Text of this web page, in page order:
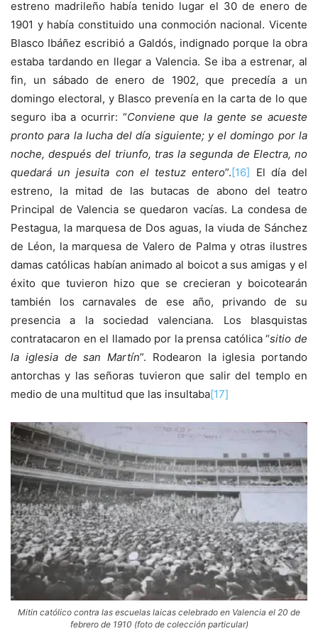
estreno madrileño había tenido lugar el 30 de enero de
1901 y había constituido una conmoción nacional. Vicente
Blasco Ibáñez escribió a Galdós, indignado porque la obra
estaba tardando en llegar a Valencia. Se iba a estrenar, al
fin, un sábado de enero de 1902, que precedía a un
domingo electoral, y Blasco prevenía en la carta de lo que
seguro iba a ocurrir: “Conviene que la gente se acueste
pronto para la lucha del día siguiente; y el domingo por la
noche, después del triunfo, tras la segunda de Electra, no
quedará un jesuita con el testuz entero”.[16] El día del
estreno, la mitad de las butacas de abono del teatro
Principal de Valencia se quedaron vacías. La condesa de
Pestagua, la marquesa de Dos aguas, la viuda de Sánchez
de Léon, la marquesa de Valero de Palma y otras ilustres
damas católicas habían animado al boicot a sus amigas y el
éxito que tuvieron hizo que se crecieran y boicotearán
también los carnavales de ese año, privando de su
presencia a la sociedad valenciana. Los blasquistas
contratacaron en el llamado por la prensa católica “sitio de
la iglesia de san Martín”. Rodearon la iglesia portando
antorchas y las señoras tuvieron que salir del templo en
medio de una multitud que las insultaba[17]
Mitin católico contra las escuelas laicas celebrado en Valencia el 20 de
febrero de 1910 (foto de colección particular)